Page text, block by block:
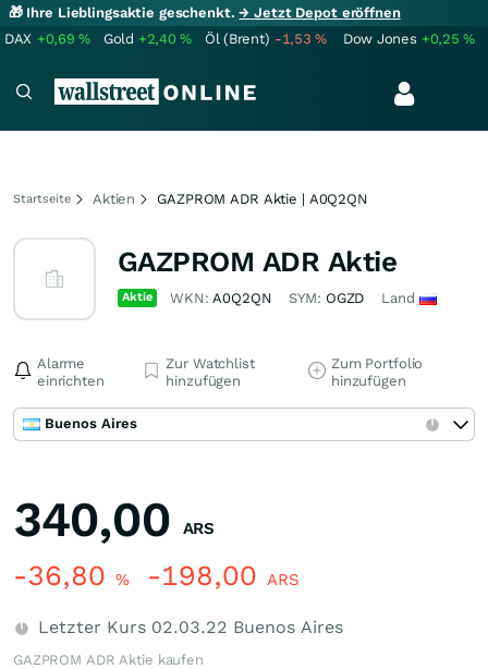
🎁 Ihre Lieblingsaktie geschenkt.→ Jetzt Depot eröffnen
DAX +0,69% Gold +2,40% Öl (Brent) -1,53% Dow Jones +0,25%
Startseite Aktien GAZPROM ADR Aktie | A0Q2QN
GAZPROM ADR Aktie
Aktie WKN:A0Q2QN SYM: OGZD Land
Alarme
einrichten
Zur Watchlist
hinzufügen
Zum Portfolio
hinzufügen
Buenos Aires
340,00 ARS
-36,80 % -198,00 ARS
Letzter Kurs 02.03.22 Buenos Aires
GAZPROM ADR Aktie kaufen